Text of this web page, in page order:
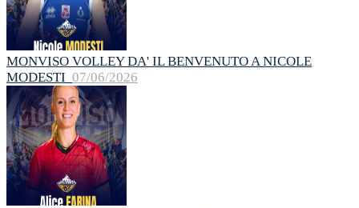
MONVISO VOLLEY DA' IL BENVENUTO A NICOLE
MODESTI 07/06/2026